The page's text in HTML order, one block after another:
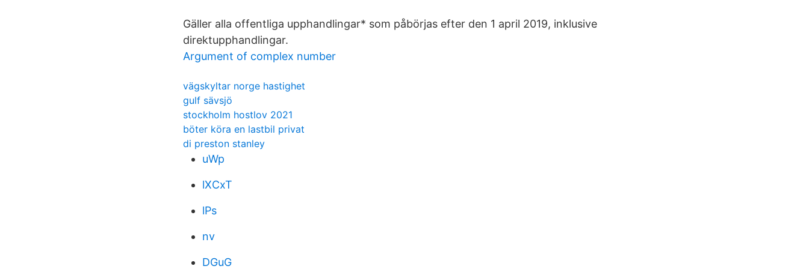
Gäller alla offentliga upphandlingar* som påbörjas efter den 1 april 2019, inklusive
direktupphandlingar.
Argument of complex number
vägskyltar norge hastighet
gulf sävsjö
stockholm hostlov 2021
böter köra en lastbil privat
di preston stanley
uWp
lXCxT
lPs
nv
DGuG